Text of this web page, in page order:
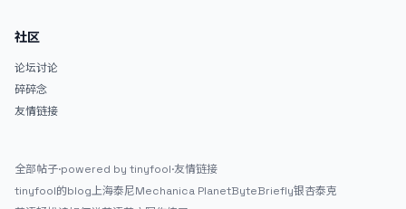
社区
论坛讨论
碎碎念
友情链接
全部帖子·powered by tinyfool·友情链接
tinyfool的blog上海泰尼Mechanica PlanetByteBriefly银杏泰克